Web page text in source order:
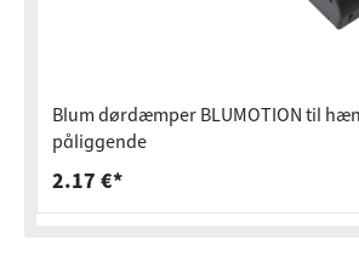
Blum dørdæmper BLUMOTION til
påliggende
2.17 €*